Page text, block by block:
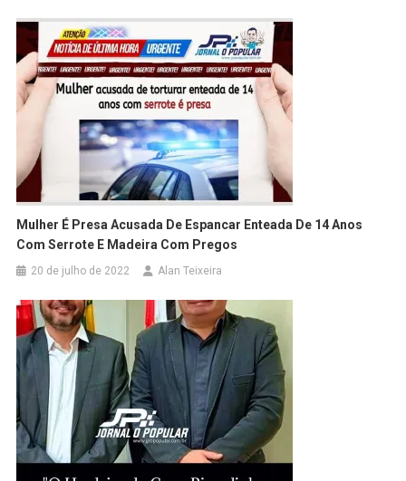
Mulher É Presa Acusada De Espancar Enteada De 14 Anos
Com Serrote E Madeira Com Pregos
20 de julho de 2022 Alan Teixeira